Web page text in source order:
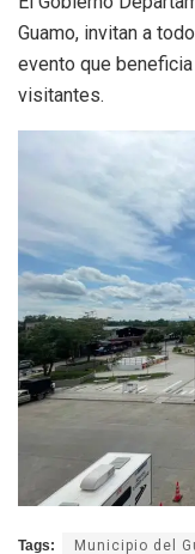
Guamo, invitan a
evento que
visitantes.
Tags: Municipio del